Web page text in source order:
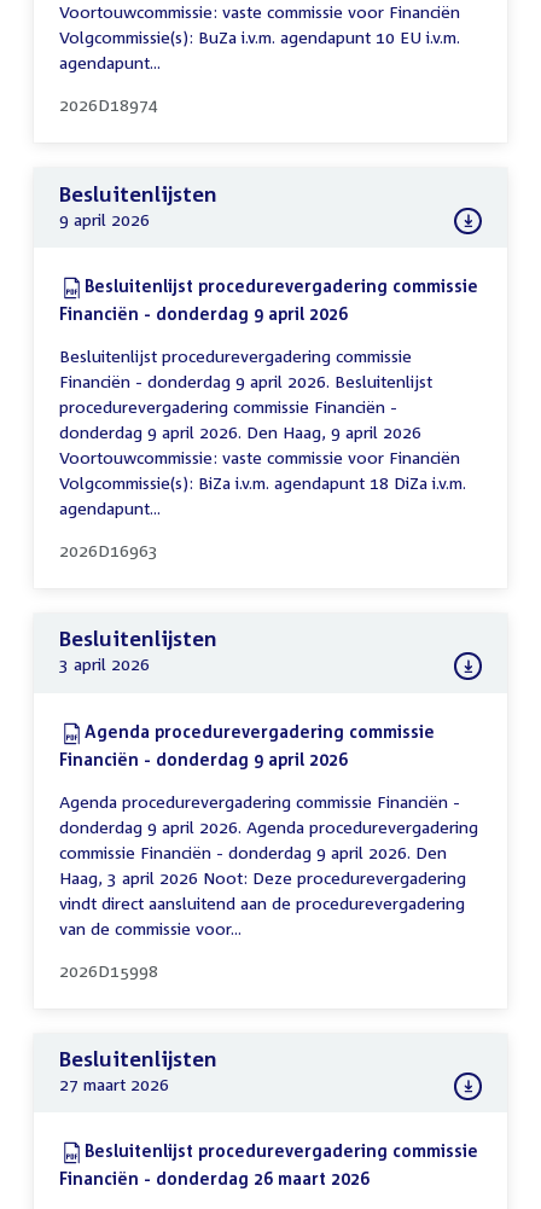
Voortouwcommissie: vaste commissie voor Financiën
Volgcommissie(s): BuZa i.v.m. agendapunt 10 EU i.v.m.
agendapunt...
2026D18974
Besluitenlijsten
9 april 2026
Download:
Besluitenlijst procedurevergadering commissie
Financiën - donderdag 9 april 2026
Besluitenlijst procedurevergadering commissie
Financiën - donderdag 9 april 2026. Besluitenlijst
procedurevergadering commissie Financiën -
donderdag 9 april 2026. Den Haag, 9 april 2026
Voortouwcommissie: vaste commissie voor Financiën
Volgcommissie(s): BiZa i.v.m. agendapunt 18 DiZa i.v.m.
agendapunt...
2026D16963
Besluitenlijsten
3 april 2026
Download:
Agenda procedurevergadering commissie
Financiën - donderdag 9 april 2026
Agenda procedurevergadering commissie Financiën -
donderdag 9 april 2026. Agenda procedurevergadering
commissie Financiën - donderdag 9 april 2026. Den
Haag, 3 april 2026 Noot: Deze procedurevergadering
vindt direct aansluitend aan de procedurevergadering
van de commissie voor...
2026D15998
Besluitenlijsten
27 maart 2026
Download:
Besluitenlijst procedurevergadering commissie
Financiën - donderdag 26 maart 2026